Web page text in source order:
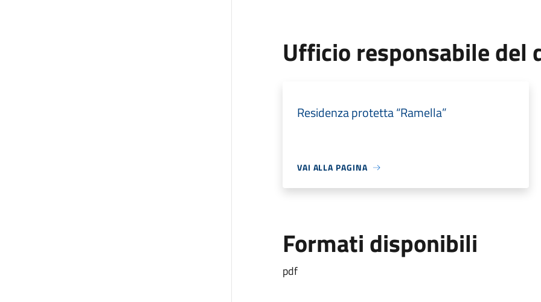
Ufficio responsabile del
Residenza protetta “Ramella”
VAI ALLA PAGINA
Formati disponibili
pdf